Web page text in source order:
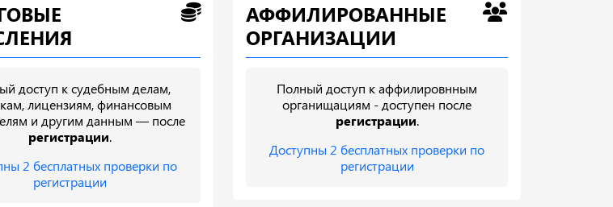
доступ к судебным делам,
лицензиям, финансовым
и другим данным — после
регистрации.
2 бесплатных проверки по
регистрации
АФФИЛИРОВАННЫЕ
ОРГАНИЗАЦИИ
Полный доступ к аффилировнным
органищациям - доступен после
регистрации.
Доступны 2 бесплатных проверки по
регистрации